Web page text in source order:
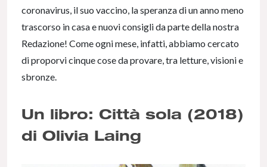
coronavirus, il suo vaccino, la speranza di un anno meno
trascorso in casa e nuovi consigli da parte della nostra
Redazione! Come ogni mese, infatti, abbiamo cercato
di proporvi cinque cose da provare, tra letture, visioni e
sbronze.
Un libro: Città sola (2018)
di Olivia Laing